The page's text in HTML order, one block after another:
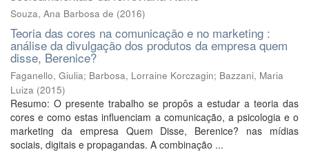
Souza, Ana Barbosa de (2016)
Teoria das cores na comunicação e no marketing :
análise da divulgação dos produtos da empresa quem
disse, Berenice?
Faganello, Giulia; Barbosa, Lorraine Korczagin; Bazzani, Maria
Luiza (2015)
Resumo: O presente trabalho se propôs a estudar a teoria das
cores e como estas influenciam a comunicação, a psicologia e o
marketing da empresa Quem Disse, Berenice? nas mídias
sociais, digitais e propagandas. A combinação ...